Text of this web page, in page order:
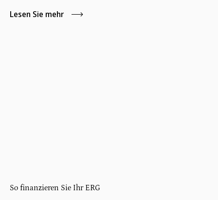
Lesen Sie mehr
So finanzieren Sie Ihr ERG